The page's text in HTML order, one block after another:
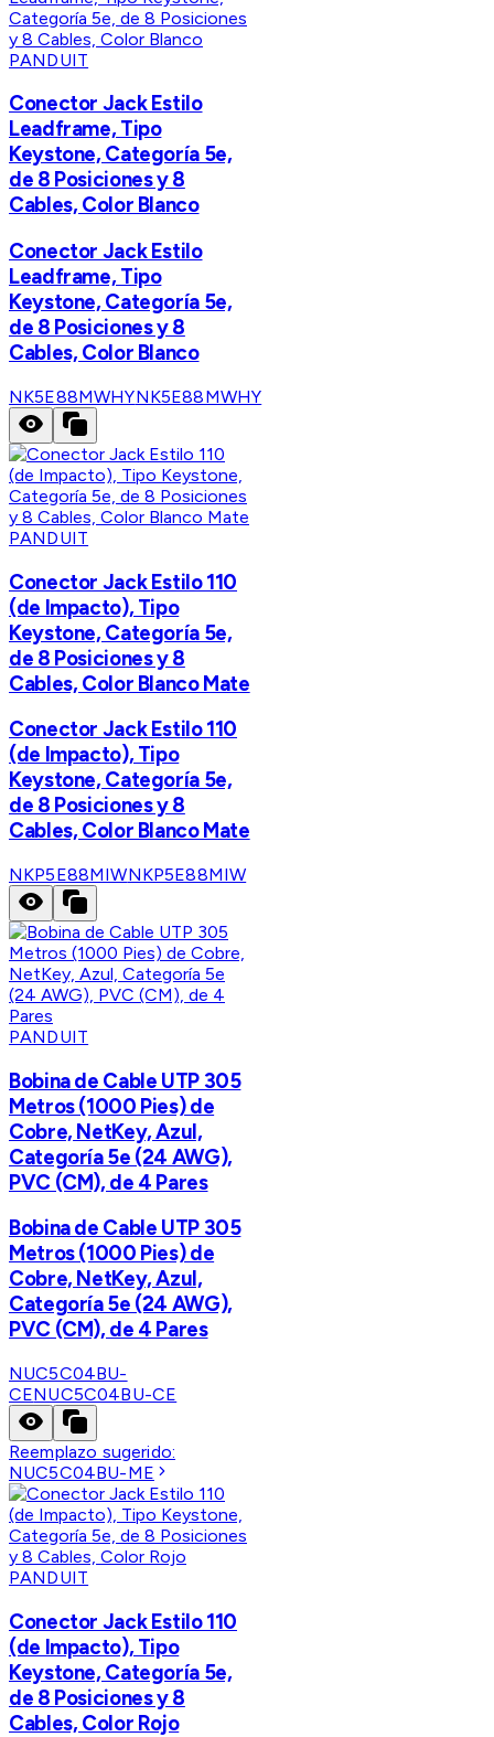
PANDUIT
Conector Jack Estilo
Leadframe, Tipo
Keystone, Categoría 5e,
de 8 Posiciones y 8
Cables, Color Blanco
Conector Jack Estilo
Leadframe, Tipo
Keystone, Categoría 5e,
de 8 Posiciones y 8
Cables, Color Blanco
NK5E88MWHYNK5E88MWHY
PANDUIT
Conector Jack Estilo 110
(de Impacto), Tipo
Keystone, Categoría 5e,
de 8 Posiciones y 8
Cables, Color Blanco Mate
Conector Jack Estilo 110
(de Impacto), Tipo
Keystone, Categoría 5e,
de 8 Posiciones y 8
Cables, Color Blanco Mate
NKP5E88MIWNKP5E88MIW
PANDUIT
Bobina de Cable UTP 305
Metros (1000 Pies) de
Cobre, NetKey, Azul,
Categoría 5e (24 AWG),
PVC (CM), de 4 Pares
Bobina de Cable UTP 305
Metros (1000 Pies) de
Cobre, NetKey, Azul,
Categoría 5e (24 AWG),
PVC (CM), de 4 Pares
NUC5C04BU-
CENUC5C04BU-CE
Reemplazo sugerido:
NUC5C04BU-ME
PANDUIT
Conector Jack Estilo 110
(de Impacto), Tipo
Keystone, Categoría 5e,
de 8 Posiciones y 8
Cables, Color Rojo